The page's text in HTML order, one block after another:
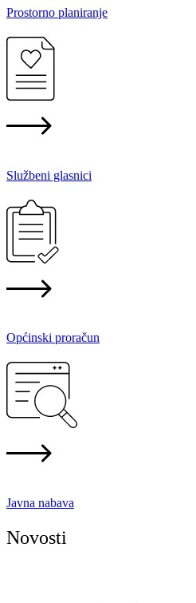
Prostorno planiranje
Službeni glasnici
Općinski proračun
Javna nabava
Novosti